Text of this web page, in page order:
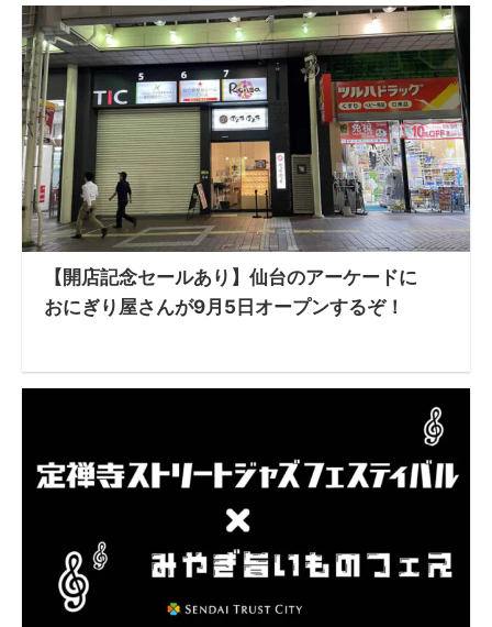
【開店記念セールあり】仙台のアーケードに
おにぎり屋さんが9月5日オープンするぞ！